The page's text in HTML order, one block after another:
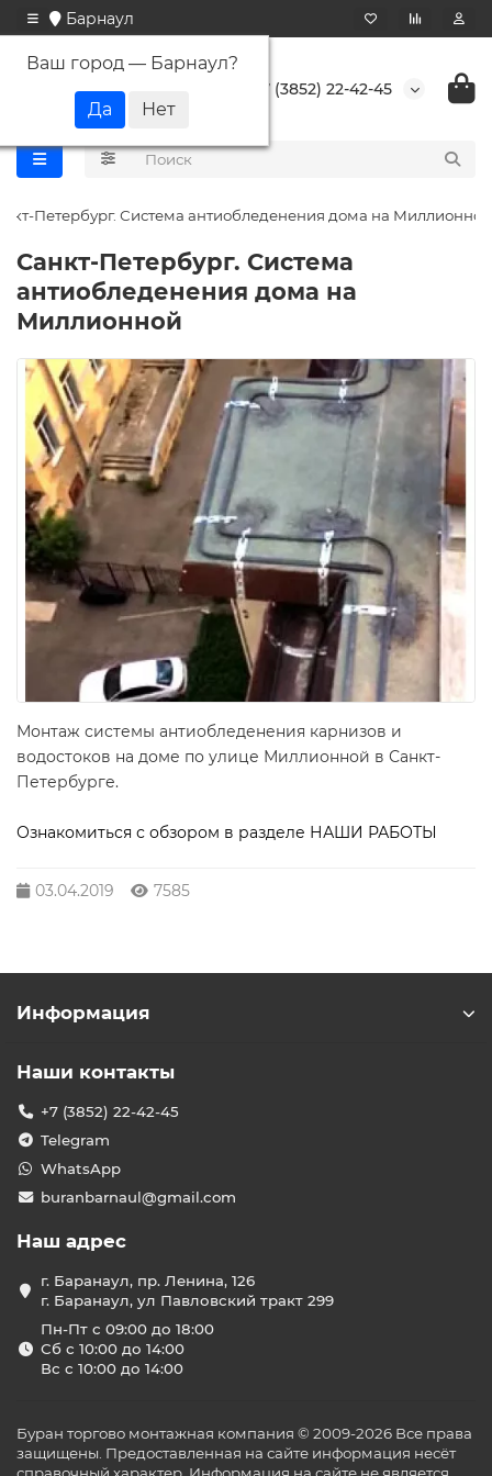
Барнаул
Ваш город — Барнаул?
+7 (3852) 22-42-45
Петербург. Система антиобледенения дома на Миллионной
Санкт-Петербург. Система
антиобледенения дома на
Миллионной
Монтаж системы антиобледенения карнизов и
водостоков на доме по улице Миллионной в Санкт-
Петербурге.
Ознакомиться с обзором в разделе НАШИ РАБОТЫ
03.04.2019 7585
Информация
Наши контакты
+7 (3852) 22-42-45
Telegram
WhatsApp
buranbarnaul@gmail.com
Наш адрес
г. Баранаул, пр. Ленина, 126
г. Баранаул, ул Павловский тракт 299
Пн-Пт с 09:00 до 18:00
Сб с 10:00 до 14:00
Вс с 10:00 до 14:00
Буран торгово монтажная компания © 2009-2026 Все права
защищены. Предоставленная на сайте информация несёт